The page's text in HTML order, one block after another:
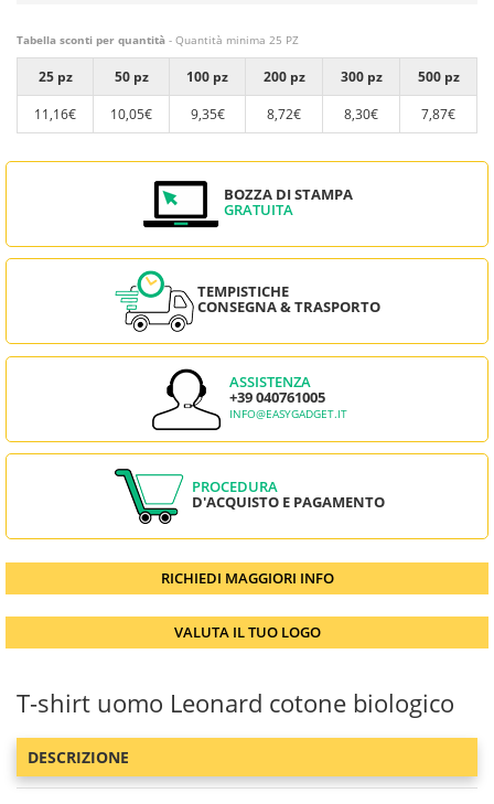
Tabella sconti per quantità - Quantità minima 25 PZ
25 pz 50 pz 100 pz 200 pz 300 pz
500 pz
11,16€
10,05€ 9,35€ 8,72€ 8,30€ 7,87€
BOZZA DI STAMPA
GRATUITA
TEMPISTICHE
CONSEGNA & TRASPORTO
ASSISTENZA
+39 040761005
INFO@EASYGADGET.IT
PROCEDURA
D'ACQUISTO E PAGAMENTO
RICHIEDI MAGGIORI INFO
VALUTA IL TUO LOGO
T-shirt uomo Leonard cotone biologico
DESCRIZIONE